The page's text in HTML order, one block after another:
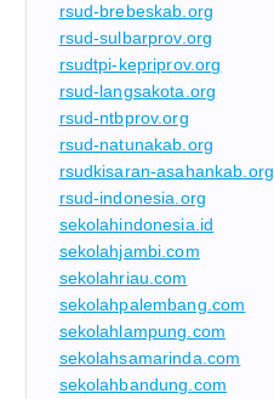
rsud-brebeskab.org
rsud-sulbarprov.org
rsudtpi-kepriprov.org
rsud-langsakota.org
rsud-ntbprov.org
rsud-natunakab.org
rsudkisaran-asahankab.org
rsud-indonesia.org
sekolahindonesia.id
sekolahjambi.com
sekolahriau.com
sekolahpalembang.com
sekolahlampung.com
sekolahsamarinda.com
sekolahbandung.com